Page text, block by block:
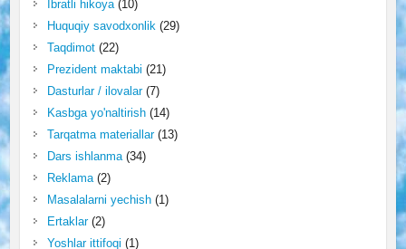
Ibratli hikoya(10)
Huquqiy savodxonlik(29)
Taqdimot(22)
Prezident maktabi (21)
Dasturlar / ilovalar(7)
Kasbga yo'naltirish(14)
Tarqatma materiallar(13)
Dars ishlanma(34)
Reklama(2)
Masalalarni yechish(1)
Ertaklar(2)
Yoshlar ittifoqi (1)